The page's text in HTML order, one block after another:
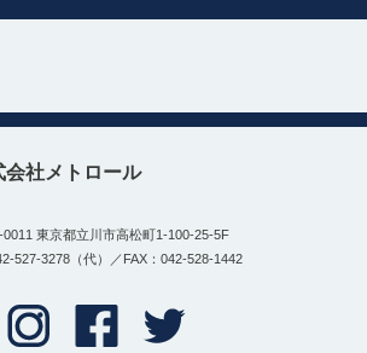
会社メトロール
0011 東京都立川市高松町1-100-25-5F
527-3278（代）／FAX：042-528-1442